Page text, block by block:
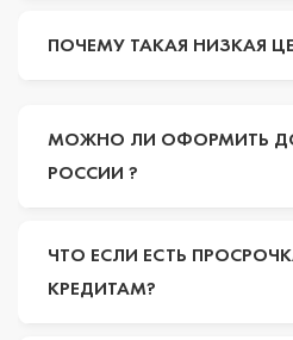
ПОЧЕМУ ТАКАЯ НИЗКАЯ
МОЖНО ЛИ ОФОРМИТЬ
РОССИИ ?
ЧТО ЕСЛИ ЕСТЬ
КРЕДИТАМ?